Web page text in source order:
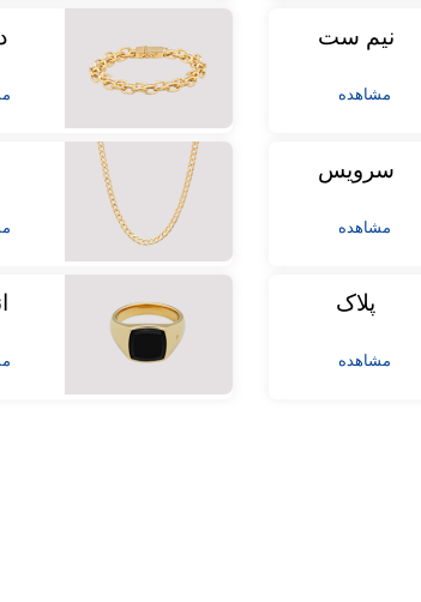
نیم ست
مشاهده
سرویس
مشاهده
پلاک
مشاهده